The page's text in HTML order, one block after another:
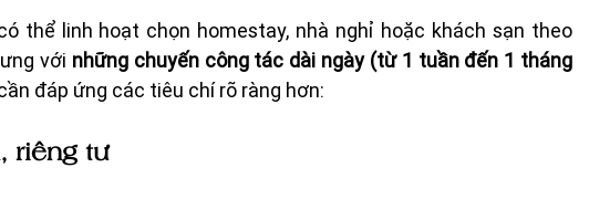
thể linh hoạt chọn homestay, nhà nghỉ hoặc khách sạn theo
với những chuyến công tác dài ngày (từ 1 tuần đến 1 tháng
đáp ứng các tiêu chí rõ ràng hơn:
riêng tư